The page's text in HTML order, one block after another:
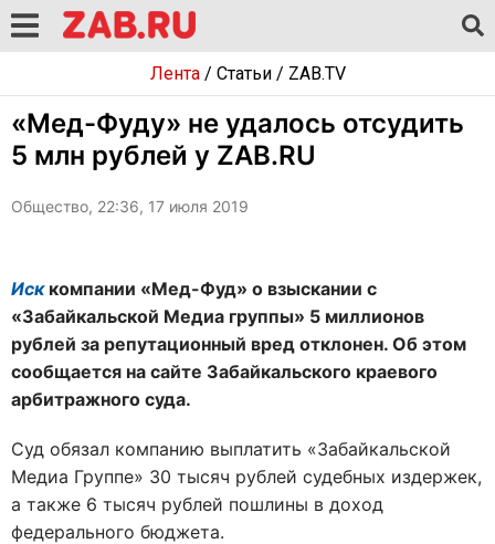
Лента/ Статьи/ ZAB.TV
«Мед-Фуду» не удалось отсудить
5 млн рублей у ZAB.RU
Общество, 22:36, 17 июля 2019
Исккомпании «Мед-Фуд» о взыскании с
«Забайкальской Медиа группы» 5 миллионов
рублей за репутационный вред отклонен. Об этом
сообщается на сайте Забайкальского краевого
арбитражного суда.
Суд обязал компанию выплатить «Забайкальской
Медиа Группе» 30 тысяч рублей судебных издержек,
а также 6 тысяч рублей пошлины в доход
федерального бюджета.